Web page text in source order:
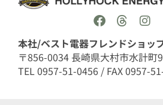
本社/ベスト電器フレンドショッ
〒856-0034 長崎県大村市水計町
TEL 0957-51-0456 / FAX 0957-